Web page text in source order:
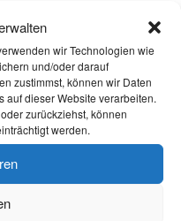
wir Technologien wie
und/oder darauf
zustimmst, können wir Daten
auf dieser Website verarbeiten.
zurückziehst, können
werden.
2024